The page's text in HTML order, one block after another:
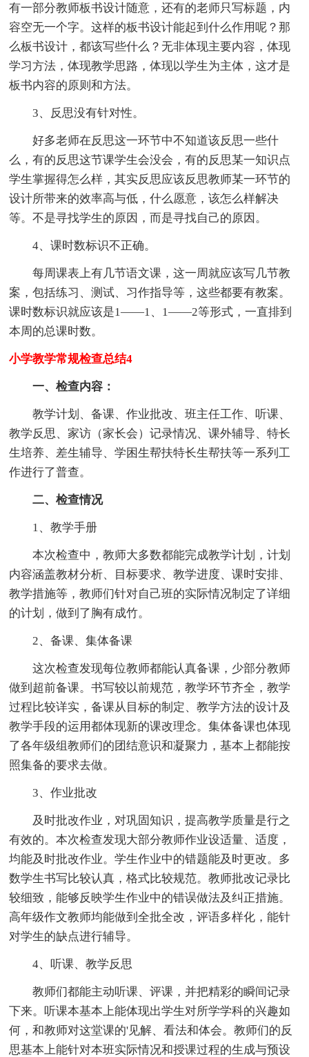
有一部分教师板书设计随意，还有的老师只写标题，内
容空无一个字。这样的板书设计能起到什么作用呢？那
么板书设计，都该写些什么？无非体现主要内容，体现
学习方法，体现教学思路，体现以学生为主体，这才是
板书内容的原则和方法。
3、反思没有针对性。
好多老师在反思这一环节中不知道该反思一些什
么，有的反思这节课学生会没会，有的反思某一知识点
学生掌握得怎么样，其实反思应该反思教师某一环节的
设计所带来的效率高与低，什么愿意，该怎么样解决
等。不是寻找学生的原因，而是寻找自己的原因。
4、课时数标识不正确。
每周课表上有几节语文课，这一周就应该写几节教
案，包括练习、测试、习作指导等，这些都要有教案。
课时数标识就应该是1——1、1——2等形式，一直排到
本周的总课时数。
小学教学常规检查总结4
一、检查内容：
教学计划、备课、作业批改、班主任工作、听课、
教学反思、家访（家长会）记录情况、课外辅导、特长
生培养、差生辅导、学困生帮扶特长生帮扶等一系列工
作进行了普查。
二、检查情况
1、教学手册
本次检查中，教师大多数都能完成教学计划，计划
内容涵盖教材分析、目标要求、教学进度、课时安排、
教学措施等，教师们针对自己班的实际情况制定了详细
的计划，做到了胸有成竹。
2、备课、集体备课
这次检查发现每位教师都能认真备课，少部分教师
做到超前备课。书写较以前规范，教学环节齐全，教学
过程比较详实，备课从目标的制定、教学方法的设计及
教学手段的运用都体现新的课改理念。集体备课也体现
了各年级组教师们的团结意识和凝聚力，基本上都能按
照集备的要求去做。
3、作业批改
及时批改作业，对巩固知识，提高教学质量是行之
有效的。本次检查发现大部分教师作业设适量、适度，
均能及时批改作业。学生作业中的错题能及时更改。多
数学生书写比较认真，格式比较规范。教师批改记录比
较细致，能够反映学生作业中的错误做法及纠正措施。
高年级作文教师均能做到全批全改，评语多样化，能针
对学生的缺点进行辅导。
4、听课、教学反思
教师们都能主动听课、评课，并把精彩的瞬间记录
下来。听课本基本上能体现出学生对所学学科的兴趣如
何，和教师对这堂课的'见解、看法和体会。教师们的反
思基本上能针对本班实际情况和授课过程的生成与预设